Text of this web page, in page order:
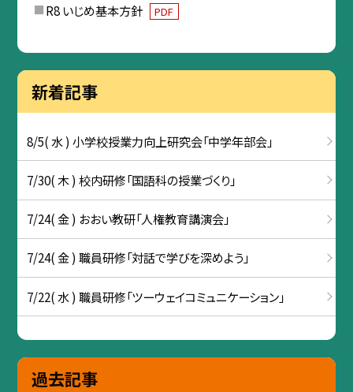
R8 いじめ基本方針 PDF
新着記事
8/5( 水 ) 小学校授業力向上研究会「中学年部会」
7/30( 木 ) 校内研修「国語科の授業づくり」
7/24( 金 ) おおい教研「人権教育講演会」
7/24( 金 ) 職員研修「対話で学びを深めよう」
7/22( 水 ) 職員研修「ツーウェイコミュニケーション」
過去記事